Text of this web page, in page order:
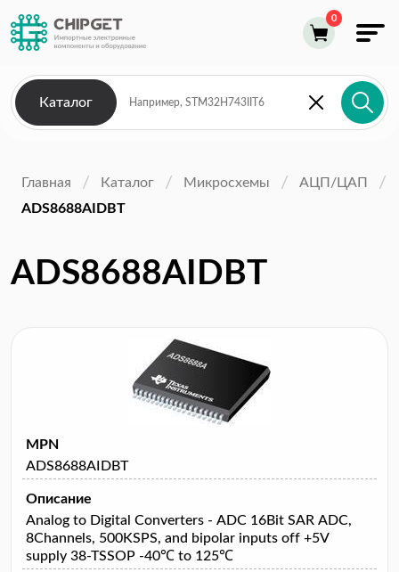
Каталог
Главная Каталог Микросхемы
АЦП/ЦАП
ADS8688AIDBT
ADS8688AIDBT
MPN
ADS8688AIDBT
Описание
Analog to Digital Converters - ADC 16Bit SAR ADC,
8Channels, 500KSPS, and bipolar inputs off +5V
supply 38-TSSOP -40℃ to 125℃